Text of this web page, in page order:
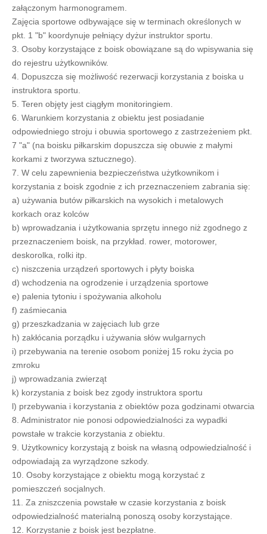
załączonym harmonogramem.
Zajęcia sportowe odbywające się w terminach określonych w
pkt. 1 "b" koordynuje pełniący dyżur instruktor sportu.
3. Osoby korzystające z boisk obowiązane są do wpisywania się
do rejestru użytkowników.
4. Dopuszcza się możliwość rezerwacji korzystania z boiska u
instruktora sportu.
5. Teren objęty jest ciągłym monitoringiem.
6. Warunkiem korzystania z obiektu jest posiadanie
odpowiedniego stroju i obuwia sportowego z zastrzeżeniem pkt.
7 "a" (na boisku piłkarskim dopuszcza się obuwie z małymi
korkami z tworzywa sztucznego).
7. W celu zapewnienia bezpieczeństwa użytkownikom i
korzystania z boisk zgodnie z ich przeznaczeniem zabrania się:
a) używania butów piłkarskich na wysokich i metalowych
korkach oraz kolców
b) wprowadzania i użytkowania sprzętu innego niż zgodnego z
przeznaczeniem boisk, na przykład. rower, motorower,
deskorolka, rolki itp.
c) niszczenia urządzeń sportowych i płyty boiska
d) wchodzenia na ogrodzenie i urządzenia sportowe
e) palenia tytoniu i spożywania alkoholu
f) zaśmiecania
g) przeszkadzania w zajęciach lub grze
h) zakłócania porządku i używania słów wulgarnych
i) przebywania na terenie osobom poniżej 15 roku życia po
zmroku
j) wprowadzania zwierząt
k) korzystania z boisk bez zgody instruktora sportu
l) przebywania i korzystania z obiektów poza godzinami otwarcia
8. Administrator nie ponosi odpowiedzialności za wypadki
powstałe w trakcie korzystania z obiektu.
9. Użytkownicy korzystają z boisk na własną odpowiedzialność i
odpowiadają za wyrządzone szkody.
10. Osoby korzystające z obiektu mogą korzystać z
pomieszczeń socjalnych.
11. Za zniszczenia powstałe w czasie korzystania z boisk
odpowiedzialność materialną ponoszą osoby korzystające.
12. Korzystanie z boisk jest bezpłatne.